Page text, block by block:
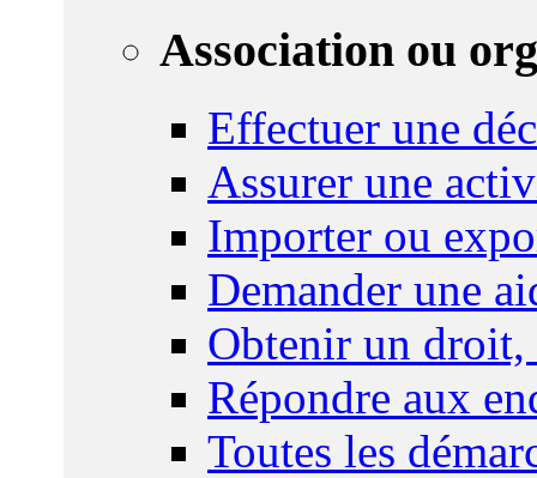
Association ou
Effectuer une
Assurer une
Importer ou
Demander une
Obtenir un droit,
Répondre aux
Toutes les